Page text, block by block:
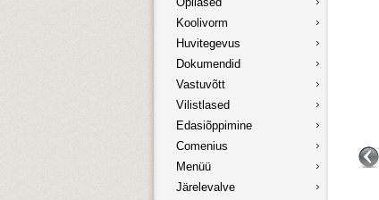
Koolivorm
Huvitegevus
Dokumendid
Vastuvõtt
Vilistlased
Edasiõppimine
Comenius
Menüü
Järelevalve